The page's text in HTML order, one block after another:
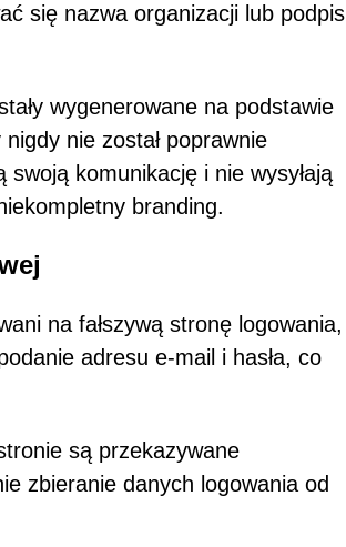
się nazwa organizacji lub podpis
wygenerowane na podstawie
nie został poprawnie
komunikację i nie wysyłają
branding.
na fałszywą stronę logowania,
adresu e-mail i hasła, co
są przekazywane
zbieranie danych logowania od